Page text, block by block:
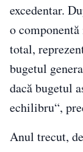
excedentar.
o
total,
bugetul
dacă bugetul
echilibru“,
Anul trecut,